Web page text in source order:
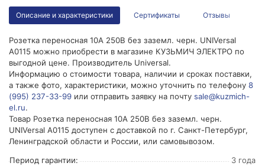
Описание и характеристики Сертификаты Отзывы
Розетка переносная 10А 250В без заземл. черн. UNIVersal
А0115 можно приобрести в магазине КУЗЬМИЧ ЭЛЕКТРО по
выгодной цене. Производитель Universal.
Информацию о стоимости товара, наличии и сроках поставки,
а также фото, характеристики, можно уточнить по телефону 8
(995) 237-33-99 или отправить заявку на почту sale@kuzmich-
el.ru.
Товар Розетка переносная 10А 250В без заземл. черн.
UNIVersal А0115 доступен с доставкой по г. Санкт-Петербург,
Ленинградской области и России, или самовывозом.
Период гарантии:
3 года